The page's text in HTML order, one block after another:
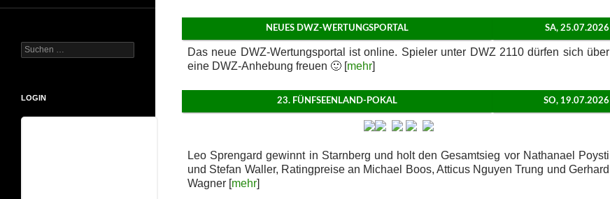
NEUES DWZ-WERTUNGSPORTAL SA, 25.07.2026
Das neue DWZ-Wertungsportal ist online. Spieler unter DWZ 2110 dürfen sich über
eine DWZ-Anhebung freuen 🙂 [mehr]
23. FÜNFSEENLAND-POKAL SO, 19.07.2026
Leo Sprengard gewinnt in Starnberg und holt den Gesamtsieg vor Nathanael Poysti
und Stefan Waller, Ratingpreise an Michael Boos, Atticus Nguyen Trung und Gerhard
Wagner [mehr]
Suchen
nach:
LOGIN